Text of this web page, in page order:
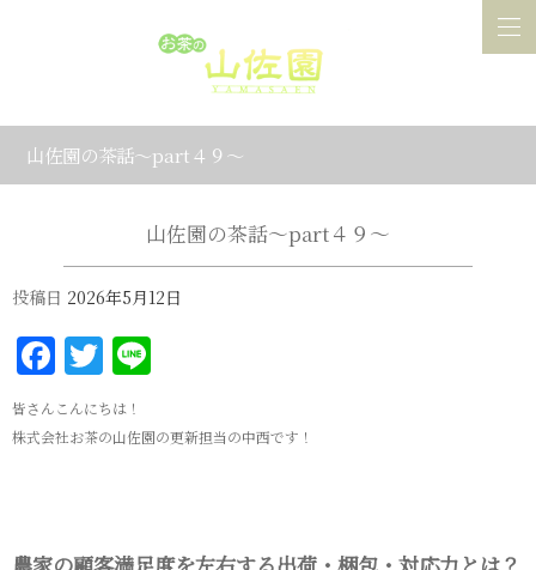
山佐園の茶話～part４９～
山佐園の茶話～part４９～
投稿日 2026年5月12日
Facebook
Twitter
皆さんこんにちは！
株式会社お茶の山佐園の更新担当の中西です！